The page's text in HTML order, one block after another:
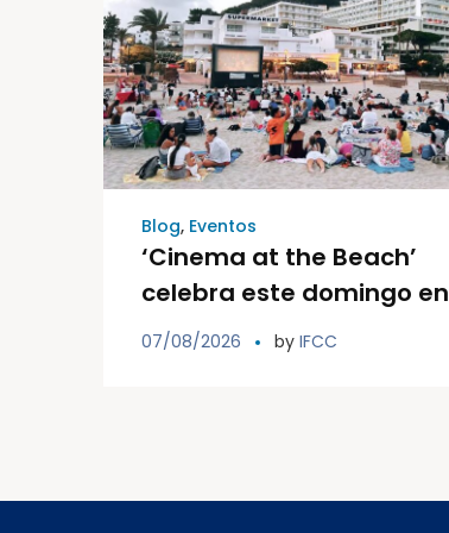
Blog, Eventos
‘Cinema at the Beach’
celebra este domingo en
Cala Llonga su segunda
07/08/2026 by IFCC